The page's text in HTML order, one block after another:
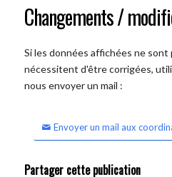
Changements /
Si les données affichées ne sont
nécessitent d'être corrigées,
nous envoyer un mail :
Envoyer un mail aux
Partager cette publication